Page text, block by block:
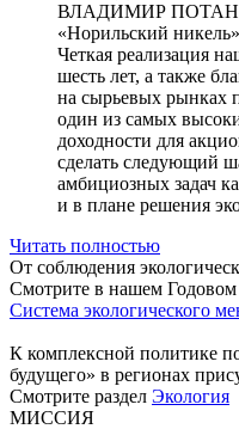
ВЛАДИМИР
«Норильский никель»
Четкая реализация
шесть лет, а также
на сырьевых рынках
один из самых
доходности для
сделать следующий
амбициозных задач
и в плане решения
Читать полностью
От соблюдения
Смотрите в нашем Годовом
Система экологического
К комплексной политике
будущего» в регионах
Смотрите раздел Экология
МИССИЯ